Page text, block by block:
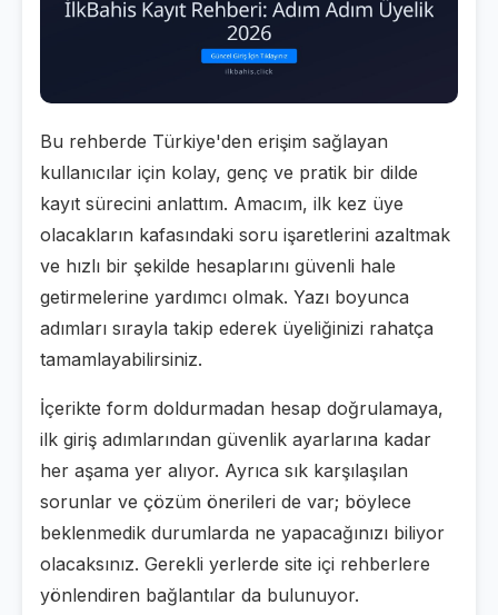
Bu rehberde Türkiye'den erişim sağlayan
kullanıcılar için kolay, genç ve pratik bir dilde
kayıt sürecini anlattım. Amacım, ilk kez üye
olacakların kafasındaki soru işaretlerini azaltmak
ve hızlı bir şekilde hesaplarını güvenli hale
getirmelerine yardımcı olmak. Yazı boyunca
adımları sırayla takip ederek üyeliğinizi rahatça
tamamlayabilirsiniz.
İçerikte form doldurmadan hesap doğrulamaya,
ilk giriş adımlarından güvenlik ayarlarına kadar
her aşama yer alıyor. Ayrıca sık karşılaşılan
sorunlar ve çözüm önerileri de var; böylece
beklenmedik durumlarda ne yapacağınızı biliyor
olacaksınız. Gerekli yerlerde site içi rehberlere
yönlendiren bağlantılar da bulunuyor.